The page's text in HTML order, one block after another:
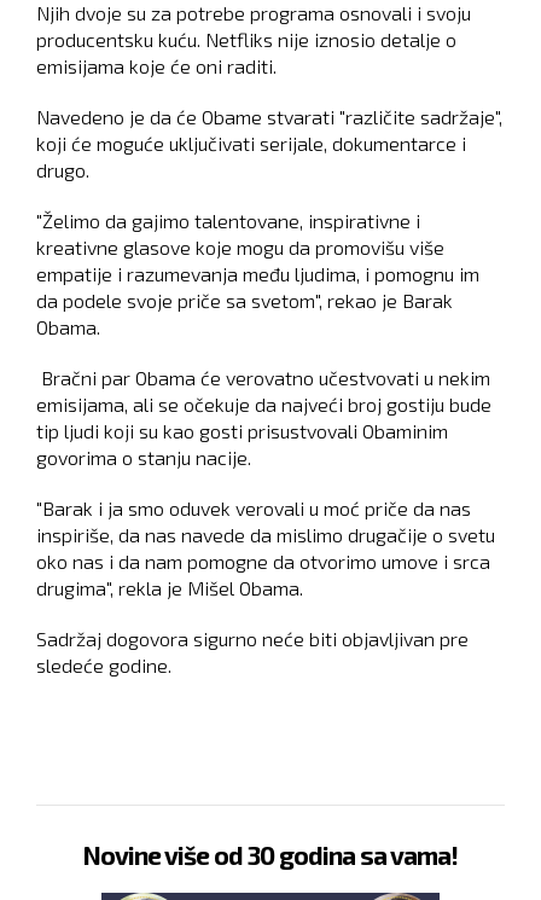
Njih dvoje su za potrebe programa osnovali i svoju
producentsku kuću. Netfliks nije iznosio detalje o
emisijama koje će oni raditi.
Navedeno je da će Obame stvarati "različite sadržaje",
koji će moguće uključivati serijale, dokumentarce i
drugo.
"Želimo da gajimo talentovane, inspirativne i
kreativne glasove koje mogu da promovišu više
empatije i razumevanja među ljudima, i pomognu im
da podele svoje priče sa svetom", rekao je Barak
Obama.
Bračni par Obama će verovatno učestvovati u nekim
emisijama, ali se očekuje da najveći broj gostiju bude
tip ljudi koji su kao gosti prisustvovali Obaminim
govorima o stanju nacije.
"Barak i ja smo oduvek verovali u moć priče da nas
inspiriše, da nas navede da mislimo drugačije o svetu
oko nas i da nam pomogne da otvorimo umove i srca
drugima", rekla je Mišel Obama.
Sadržaj dogovora sigurno neće biti objavljivan pre
sledeće godine.
Novine više od 30 godina sa vama!